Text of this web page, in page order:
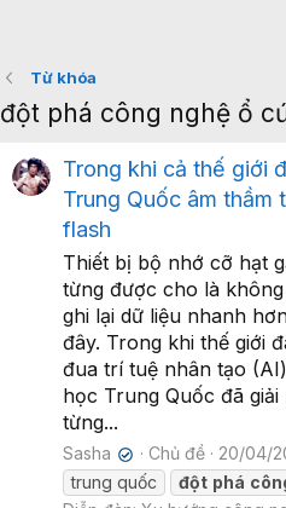
Từ khóa
đột phá công nghệ ổ
Trong khi cả thế giới
Trung Quốc âm
flash
Thiết bị bộ nhớ cỡ hạt
từng được cho là
ghi lại dữ liệu nhanh
đây. Trong khi thế giới
đua trí tuệ nhân tạo
học Trung Quốc đã
từng...
Sasha ✔ Chủ đề 20/04/
trung quốc
đột phá